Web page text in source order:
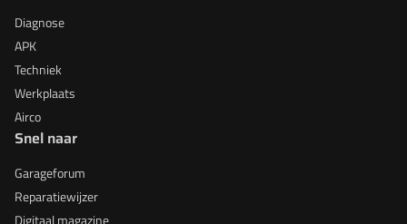
Diagnose
APK
Techniek
Werkplaats
Airco
Snel naar
Garageforum
Reparatiewijzer
Digitaal magazine